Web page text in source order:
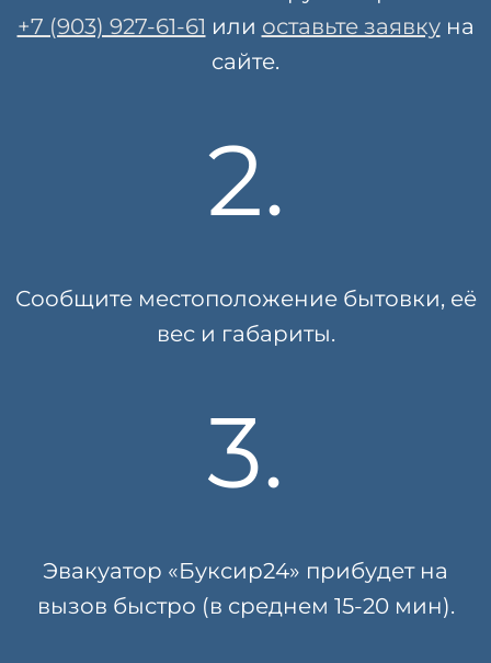
+7 (903) 927-61-61 или оставьте заявку на
сайте.
2.
Сообщите местоположение бытовки, её
вес и габариты.
3.
Эвакуатор «Буксир24» прибудет на
вызов быстро (в среднем 15-20 мин).